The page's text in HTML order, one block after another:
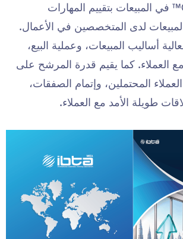
تقوم شهادة CBP™ في المبيعات بتقييم المهارات
المبيعات لدى المتخصصين في الأعمال.
أساليب المبيعات، وعملية البيع،
مع العملاء. كما يقيم قدرة المرشح على
المحتملين، وإتمام الصفقات،
طويلة الأمد مع العملاء.